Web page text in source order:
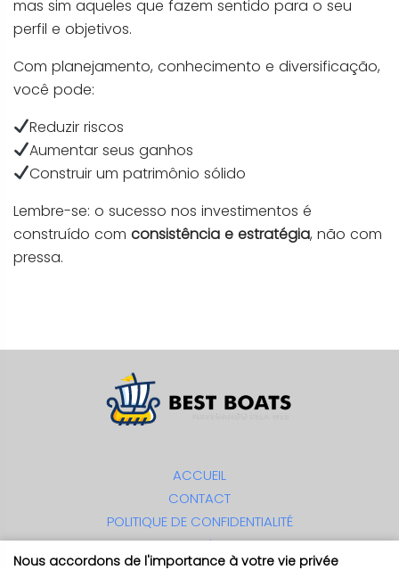
mas sim aqueles que fazem sentido para o seu
perfil e objetivos.
Com planejamento, conhecimento e diversificação,
você pode:
Reduzir riscos
Aumentar seus ganhos
Construir um patrimônio sólido
Lembre-se: o sucesso nos investimentos é
construído com consistência e estratégia, não com
pressa.
ACCUEIL
CONTACT
POLITIQUE DE CONFIDENTIALITÉ
CONDITIONS D'UTILISATION
Nous accordons de l'importance à votre vie privée